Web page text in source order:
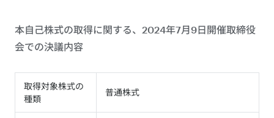
本自己株式の取得に関する、2024年7月9日開催取締役
会での決議内容
取得対象株式の
種類
普通株式